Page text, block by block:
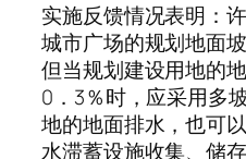
实施反馈情况表明：
城市广场的规划地面
但当规划建设用地的
0．3％时，应采用多
地的地面排水，也可
水滞蓄设施收集、储